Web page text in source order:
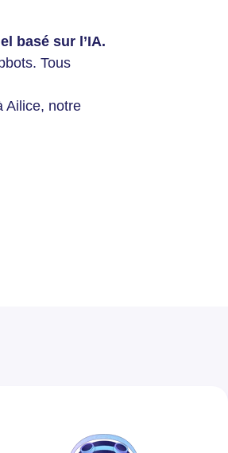
basé sur l’IA.
Tous
Ailice, notre